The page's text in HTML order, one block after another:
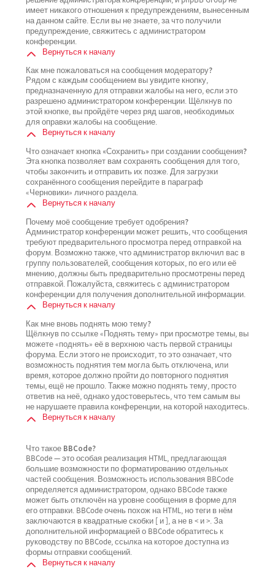
имеет никакого отношения к предупреждениям, вынесенным
на данном сайте. Если вы не знаете, за что получили
предупреждение, свяжитесь с администратором
конференции.
Вернуться к началу
Как мне пожаловаться на сообщения модератору?
Рядом с каждым сообщением вы увидите кнопку,
предназначенную для отправки жалобы на него, если это
разрешено администратором конференции. Щёлкнув по
этой кнопке, вы пройдёте через ряд шагов, необходимых
для оправки жалобы на сообщение.
Вернуться к началу
Что означает кнопка «Сохранить» при создании сообщения?
Эта кнопка позволяет вам сохранять сообщения для того,
чтобы закончить и отправить их позже. Для загрузки
сохранённого сообщения перейдите в параграф
«Черновики» личного раздела.
Вернуться к началу
Почему моё сообщение требует одобрения?
Администратор конференции может решить, что сообщения
требуют предварительного просмотра перед отправкой на
форум. Возможно также, что администратор включил вас в
группу пользователей, сообщения которых, по его или её
мнению, должны быть предварительно просмотрены перед
отправкой. Пожалуйста, свяжитесь с администратором
конференции для получения дополнительной информации.
Вернуться к началу
Как мне вновь поднять мою тему?
Щёлкнув по ссылке «Поднять тему» при просмотре темы, вы
можете «поднять» её в верхнюю часть первой страницы
форума. Если этого не происходит, то это означает, что
возможность поднятия тем могла быть отключена, или
время, которое должно пройти до повторного поднятия
темы, ещё не прошло. Также можно поднять тему, просто
ответив на неё, однако удостоверьтесь, что тем самым вы
не нарушаете правила конференции, на которой находитесь.
Вернуться к началу
Что такое BBCode?
BBCode — это особая реализация HTML, предлагающая
большие возможности по форматированию отдельных
частей сообщения. Возможность использования BBCode
определяется администратором, однако BBCode также
может быть отключён на уровне сообщения в форме для
его отправки. BBCode очень похож на HTML, но теги в нём
заключаются в квадратные скобки [ и ], а не в < и >. За
дополнительной информацией о BBCode обратитесь к
руководству по BBCode, ссылка на которое доступна из
формы отправки сообщений.
Вернуться к началу